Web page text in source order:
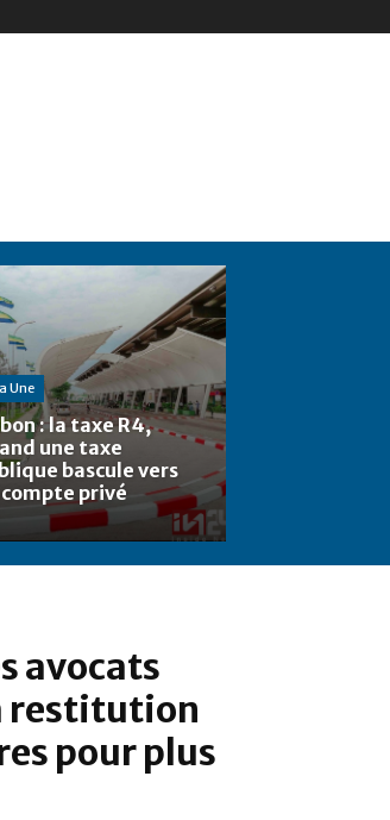
Une
: la taxe R4,
une taxe
bascule vers
compte privé
avocats
restitution
pour plus